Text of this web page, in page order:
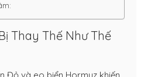
Thay Thế Như Thế